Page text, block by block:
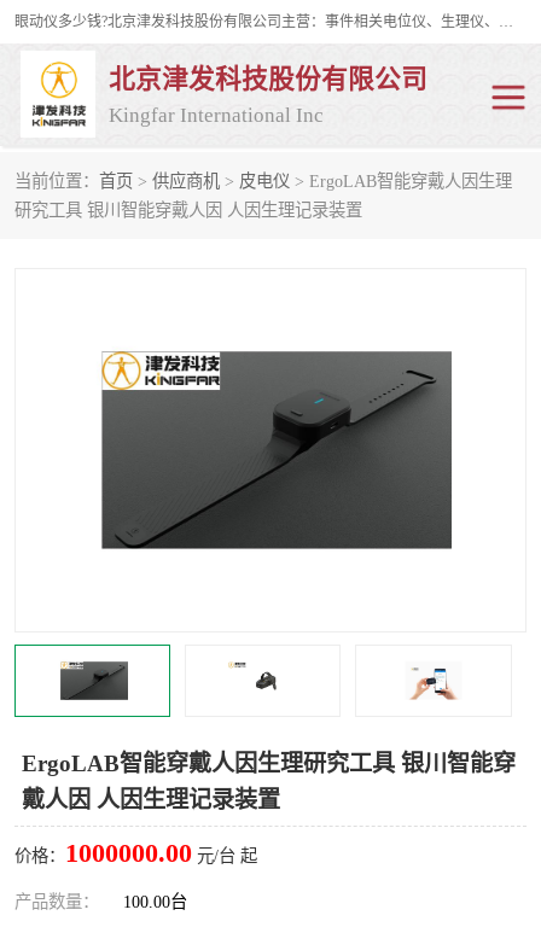
眼动仪多少钱?北京津发科技股份有限公司主营：事件相关电位仪、生理仪、肌电仪、脑电仪、皮电仪、眼动仪；是国家级高新技术企业、科技部认定的科技型中小企业和中关村高新技术企业，具备保密资格，具备自主进出口经营权；自主研发技术、产品与服务荣获多项省部级科学技术奖励、国家发明专利、国家软件著作权和省部级新技术新产品（服务）认证。
北京津发科技股份有限公司
Kingfar International Inc
当前位置： 首页 > 供应商机 > 皮电仪 > ErgoLAB智能穿戴人因生理
研究工具 银川智能穿戴人因 人因生理记录装置
ErgoLAB智能穿戴人因生理研究工具 银川智能穿
戴人因 人因生理记录装置
价格： 1000000.00 元/台 起
产品数量： 100.00台
皮电仪 脑电仪
行为观察与表情分析 动作捕捉与生物力学
人机交互实验室
神经营销与消费行为实验